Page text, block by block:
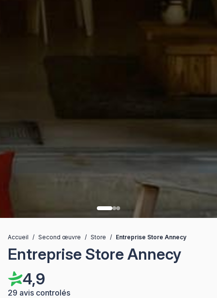
Accueil / Second œuvre / Store / Entreprise Store Annecy
Entreprise Store Annecy
4,9
29 avis controlés